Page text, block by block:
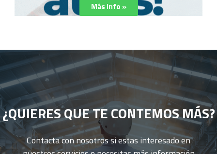
Más info »
¿QUIERES QUE TE CONTEMOS MÁS?
Contacta con nosotros si estas interesado en